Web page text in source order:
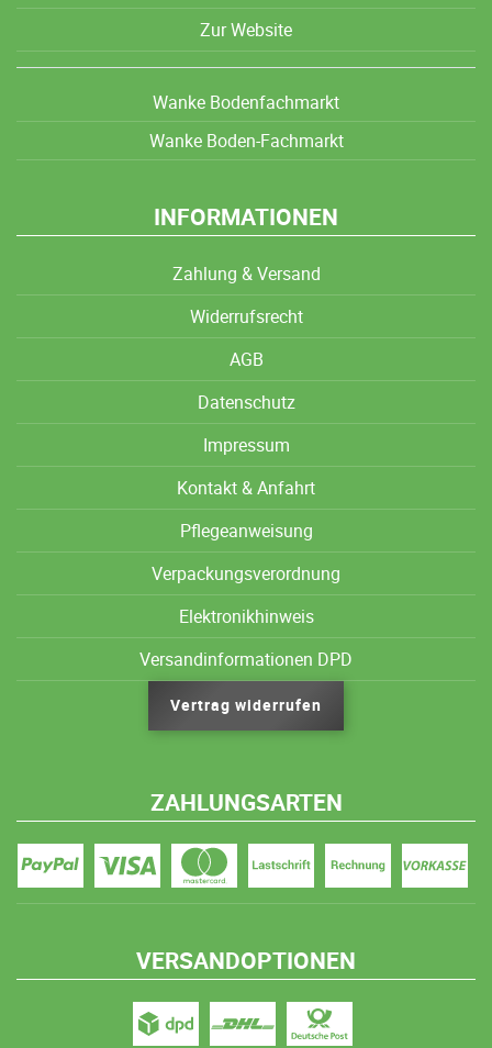
Zur Website
Wanke Bodenfachmarkt
Wanke Boden-Fachmarkt
INFORMATIONEN
Zahlung & Versand
Widerrufsrecht
AGB
Datenschutz
Impressum
Kontakt & Anfahrt
Pflegeanweisung
Verpackungsverordnung
Elektronikhinweis
Versandinformationen DPD
Vertrag widerrufen
ZAHLUNGSARTEN
VERSANDOPTIONEN